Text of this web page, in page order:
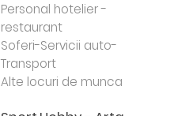
Personal hotelier -
restaurant
Soferi-Servicii auto-
Transport
Alte locuri de munca